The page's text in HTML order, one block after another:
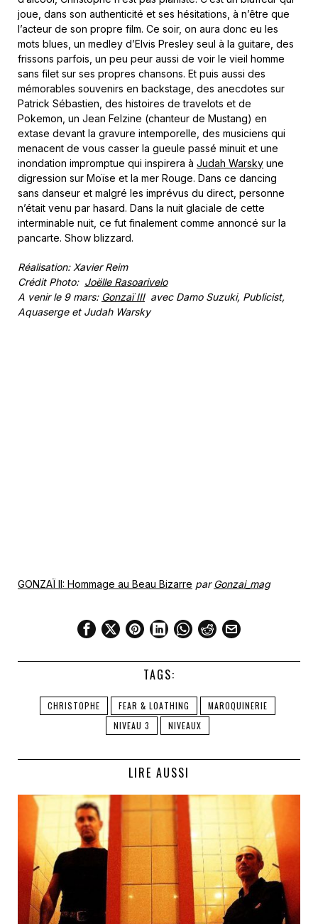
joue, dans son authenticité et ses hésitations, à n’être que
l’acteur de son propre film. Ce soir, on aura donc eu les
mots blues, un medley d’Elvis Presley seul à la guitare, des
frissons parfois, un peu peur aussi de voir le vieil homme
sans filet sur ses propres chansons. Et puis aussi des
mémorables souvenirs en backstage, des anecdotes sur
Patrick Sébastien, des histoires de travelots et de
Pokemon, un Jean Felzine (chanteur de Mustang) en
extase devant la gravure intemporelle, des musiciens qui
menacent de vous casser la gueule passé minuit et une
inondation impromptue qui inspirera à Judah Warsky une
digression sur Moïse et la mer Rouge. Dans ce dancing
sans danseur et malgré les imprévus du direct, personne
n’était venu par hasard. Dans la nuit glaciale de cette
interminable nuit, ce fut finalement comme annoncé sur la
pancarte. Show blizzard.
Réalisation: Xavier Reim
Crédit Photo: Joëlle Rasoarivelo
A venir le 9 mars: Gonzaï IIIavec Damo Suzuki, Publicist,
Aquaserge et Judah Warsky
GONZAÏ II: Hommage au Beau Bizarre parGonzai_mag
TAGS:
CHRISTOPHE FEAR & LOATHING
MAROQUINERIE
NIVEAU 3
NIVEAUX
LIRE AUSSI